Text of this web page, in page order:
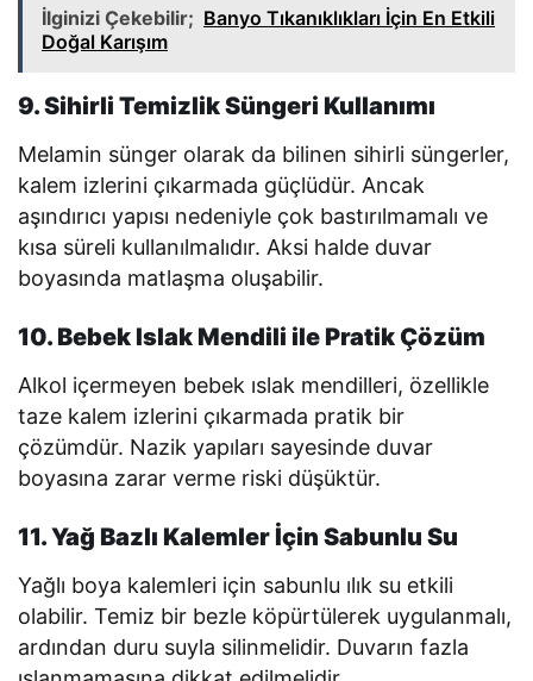
İlginizi Çekebilir; Banyo Tıkanıklıkları İçin En Etkili
Doğal Karışım
9. Sihirli Temizlik Süngeri Kullanımı
Melamin sünger olarak da bilinen sihirli süngerler,
kalem izlerini çıkarmada güçlüdür. Ancak
aşındırıcı yapısı nedeniyle çok bastırılmamalı ve
kısa süreli kullanılmalıdır. Aksi halde duvar
boyasında matlaşma oluşabilir.
10. Bebek Islak Mendili ile Pratik Çözüm
Alkol içermeyen bebek ıslak mendilleri, özellikle
taze kalem izlerini çıkarmada pratik bir
çözümdür. Nazik yapıları sayesinde duvar
boyasına zarar verme riski düşüktür.
11. Yağ Bazlı Kalemler İçin Sabunlu Su
Yağlı boya kalemleri için sabunlu ılık su etkili
olabilir. Temiz bir bezle köpürtülerek uygulanmalı,
ardından duru suyla silinmelidir. Duvarın fazla